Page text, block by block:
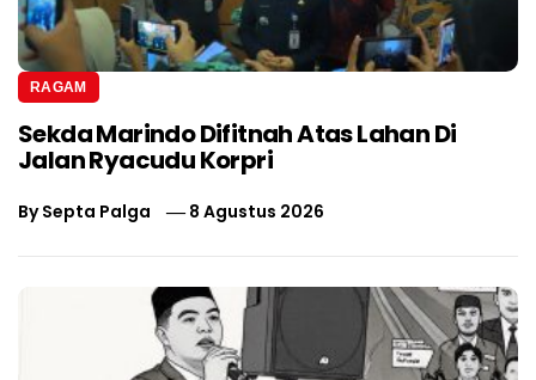
RAGAM
Sekda Marindo Difitnah Atas Lahan Di
Jalan Ryacudu Korpri
BySepta Palga 8 Agustus 2026